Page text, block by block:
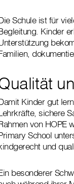
Schule ist für
Kinder
Kinder gut
sichere
von HOPE
School
und
besonderer